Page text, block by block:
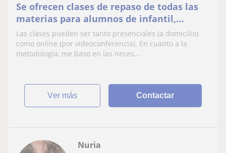
Se ofrecen clases de repaso de todas las
materias para alumnos de infantil,
primaria y secundaria. Desde
matemáticas e historia (sociales) hasta
castellano y catalán
Las clases pueden ser tanto presenciales (a domicilio)
como online (por videoconferencia). En cuanto a la
metodología, me baso en las neces...
ver más Contactar
Nuria